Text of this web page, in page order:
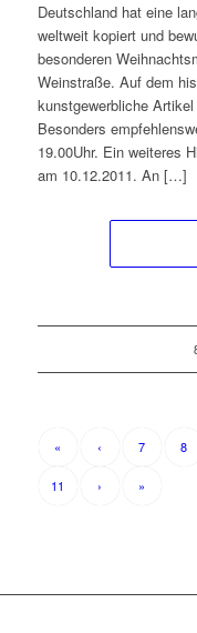
Deutschland hat eine
weltweit kopiert und
besonderen
Weinstraße. Auf dem
kunstgewerbliche
Besonders
19.00Uhr. Ein weiteres
am 10.12.2011. An […]
« ‹ 7 8
11 › »